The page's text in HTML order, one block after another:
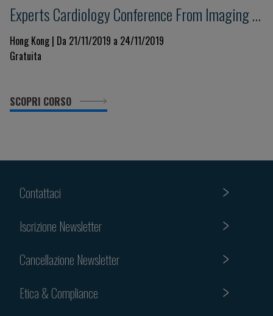
Experts Cardiology Conference From Imaging to
Excellence in Clinical Management
Hong Kong | Da 21/11/2019 a 24/11/2019
Gratuita
SCOPRI CORSO
Contattaci
Iscrizione Newsletter
Cancellazione Newsletter
Etica & Compliance